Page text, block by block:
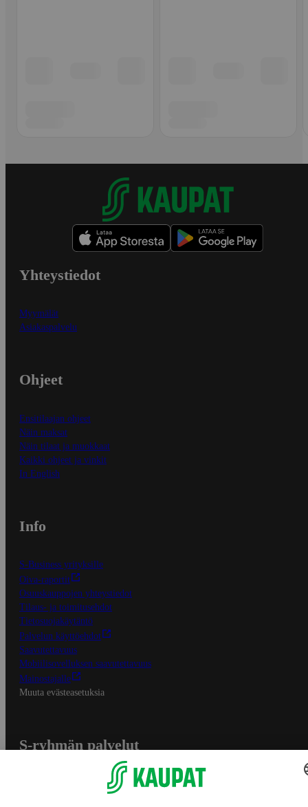
Yhteystiedot
Myymälät
Asiakaspalvelu
Ohjeet
Ensitilaajan ohjeet
Näin maksat
Näin tilaat ja muokkaat
Kaikki ohjeet ja vinkit
In English
Info
S-Business yrityksille
Oiva-raportit
Osuuskauppojen yhteystiedot
Tilaus- ja toimitusehdot
Tietosuojakäytäntö
Palvelun käyttöehdot
Saavutettavuus
Mobiilisovelluksen saavutettavuus
Mainostajalle
Muuta evästeasetuksia
S-ryhmän palvelut